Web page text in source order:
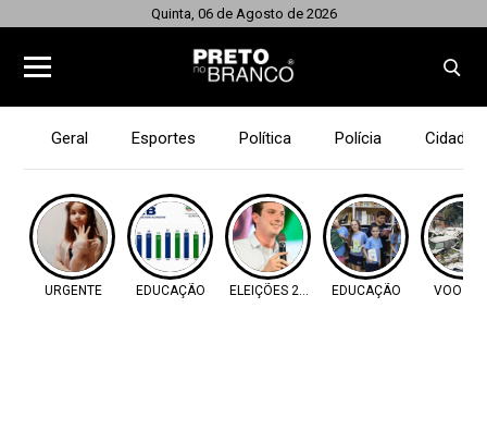
Quinta, 06 de Agosto de 2026
Geral Esportes Política Polícia Cidades
URGENTE EDUCAÇÃO ELEIÇÕES 2026 EDUCAÇÃO VOO